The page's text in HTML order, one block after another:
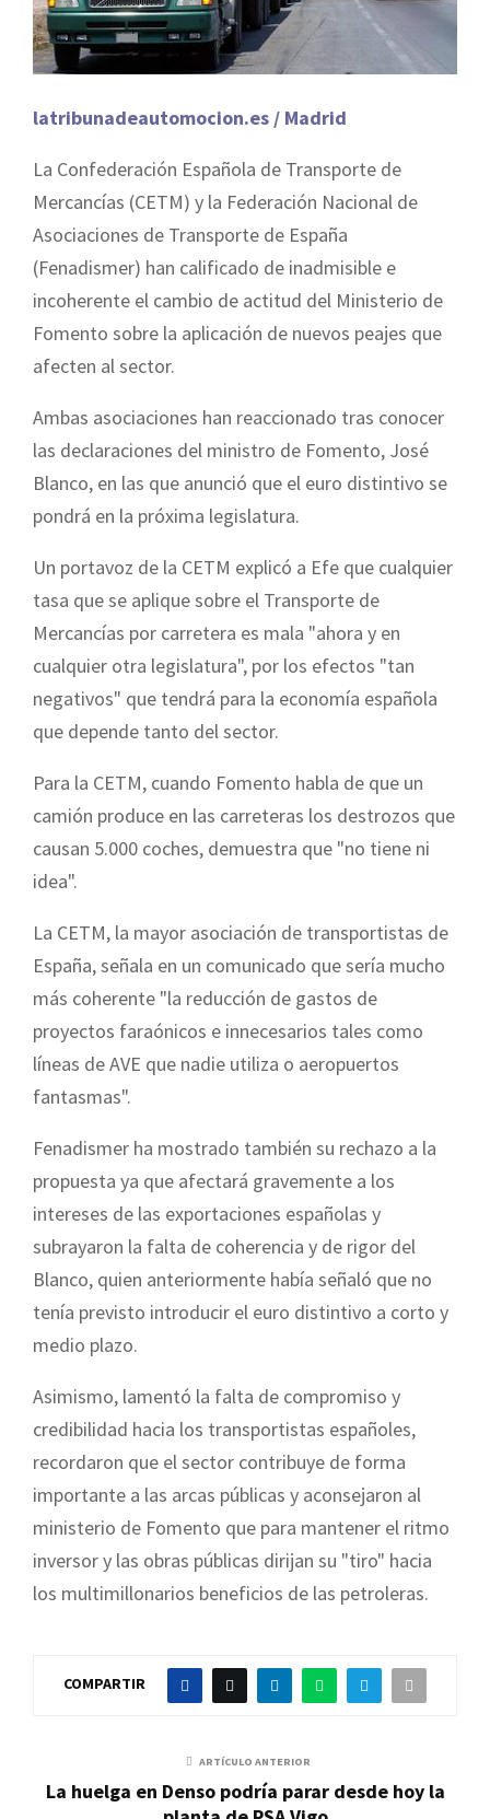
latribunadeautomocion.es / Madrid
La Confederación Española de Transporte de
Mercancías (CETM) y la Federación Nacional de
Asociaciones de Transporte de España
(Fenadismer) han calificado de inadmisible e
incoherente el cambio de actitud del Ministerio de
Fomento sobre la aplicación de nuevos peajes que
afecten al sector.
Ambas asociaciones han reaccionado tras conocer
las declaraciones del ministro de Fomento, José
Blanco, en las que anunció que el euro distintivo se
pondrá en la próxima legislatura.
Un portavoz de la CETM explicó a Efe que cualquier
tasa que se aplique sobre el Transporte de
Mercancías por carretera es mala "ahora y en
cualquier otra legislatura", por los efectos "tan
negativos" que tendrá para la economía española
que depende tanto del sector.
Para la CETM, cuando Fomento habla de que un
camión produce en las carreteras los destrozos que
causan 5.000 coches, demuestra que "no tiene ni
idea".
La CETM, la mayor asociación de transportistas de
España, señala en un comunicado que sería mucho
más coherente "la reducción de gastos de
proyectos faraónicos e innecesarios tales como
líneas de AVE que nadie utiliza o aeropuertos
fantasmas".
Fenadismer ha mostrado también su rechazo a la
propuesta ya que afectará gravemente a los
intereses de las exportaciones españolas y
subrayaron la falta de coherencia y de rigor del
Blanco, quien anteriormente había señaló que no
tenía previsto introducir el euro distintivo a corto y
medio plazo.
Asimismo, lamentó la falta de compromiso y
credibilidad hacia los transportistas españoles,
recordaron que el sector contribuye de forma
importante a las arcas públicas y aconsejaron al
ministerio de Fomento que para mantener el ritmo
inversor y las obras públicas dirijan su "tiro" hacia
los multimillonarios beneficios de las petroleras.
COMPARTIR
ARTÍCULO ANTERIOR
La huelga en Denso podría parar desde hoy la